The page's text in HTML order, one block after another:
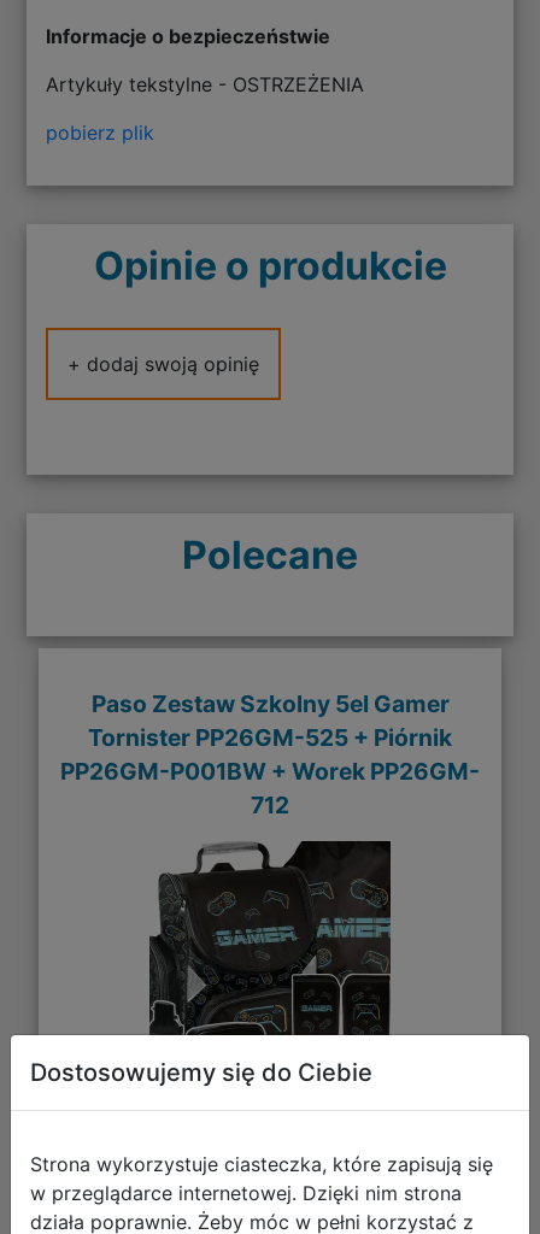
Informacje o bezpieczeństwie
Artykuły tekstylne - OSTRZEŻENIA
pobierz plik
Opinie o produkcie
+ dodaj swoją opinię
Polecane
Paso Zestaw Szkolny 5el Gamer
Tornister PP26GM-525 + Piórnik
PP26GM-P001BW + Worek PP26GM-
712
DO KOSZYKA
Dostosowujemy się do Ciebie
Strona wykorzystuje ciasteczka, które zapisują się
w przeglądarce internetowej. Dzięki nim strona
działa poprawnie. Żeby móc w pełni korzystać z